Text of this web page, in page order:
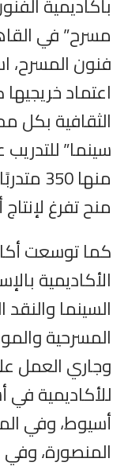
مسرح” في
اعتماد
الثقافية بكل
سينما”
منح تفرغ
كما توسعت
الأكاديمية
السينما
المسرحية
وجاري العمل
للأكاديمية
أسيوط، وفي
المنصورة،